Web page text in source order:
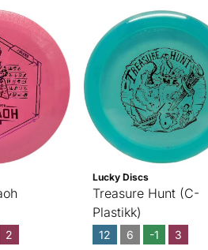
2
Lucky Discs
Treasure Hunt (C-
Plastikk)
12 6 -1 3